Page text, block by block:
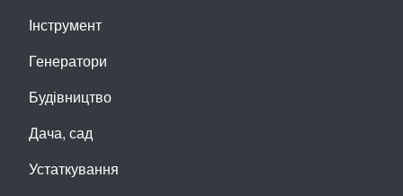
Інструмент
Генератори
Будівництво
Дача, сад
Устаткування